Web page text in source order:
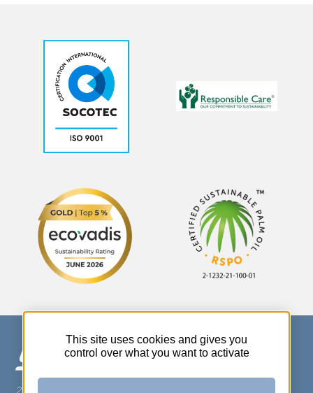
270 Rue Thérèse Planiol - 37310 TAUXIGNY
This site uses cookies and gives you
control over what you want to activate